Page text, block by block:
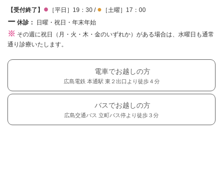
【受付終了】 ● ［平日］19：30 / ● ［土曜］17：00
ー 休診： 日曜・祝日・年末年始
※ その週に祝日（月・火・木・金のいずれか）がある場合は、水曜日も通常
通り診療いたします。
電車でお越しの方
広島電鉄 本通駅 東２出口より徒歩４分
バスでお越しの方
広島交通バス 立町バス停より徒歩３分